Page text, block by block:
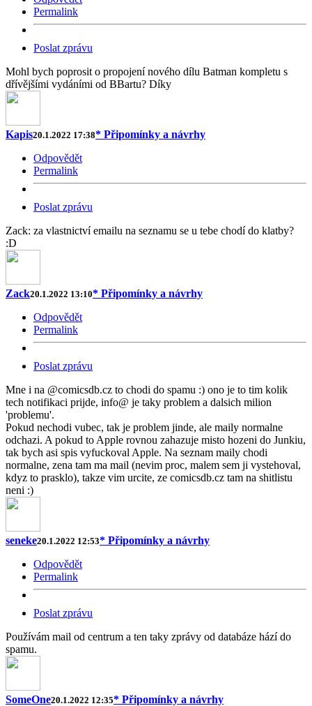
Permalink
Poslat zprávu
Mohl bych poprosit o propojení nového dílu Batman kompletu s
dřívějšími vydáními od BBartu? Díky
Kapis20.1.2022 17:38* Připomínky a návrhy
Odpovědět
Permalink
Poslat zprávu
Zack: za vlastnictví emailu na seznamu se u tebe chodí do klatby?
:D
Zack20.1.2022 13:10* Připomínky a návrhy
Odpovědět
Permalink
Poslat zprávu
Mne i na @comicsdb.cz to chodi do spamu :) ono je to tim kolik
tech notifikaci prijde, info@ je taky problem a dalsich milion
'problemu'.
Pokud nechodi vubec, tak je problem jinde, ale maily normalne
odchazi. A pokud to Apple rovnou zahazuje misto hozeni do Junkiu,
tak bych asi spis vyfuckoval Apple. Na seznam maily chodi
normalne, zena tam ma mail (nevim proc, malem sem ji vystehoval,
kdyz to prasklo), takze vim urcite, ze comicsdb.cz tam na shitlistu
neni :)
seneke20.1.2022 12:53* Připomínky a návrhy
Odpovědět
Permalink
Poslat zprávu
Používám mail od centrum a ten taky zprávy od databáze hází do
spamu.
SomeOne20.1.2022 12:35* Připomínky a návrhy